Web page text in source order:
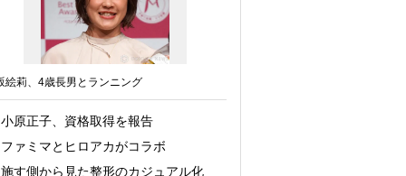
絵莉、4歳長男とランニング
小原正子、資格取得を報告
ファミマとヒロアカがコラボ
施す側から見た整形のカジュアル化